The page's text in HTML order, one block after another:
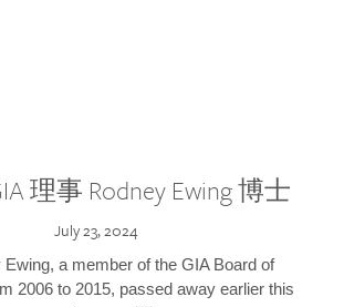
理事 Rodney Ewing 博士
July 23, 2024
Ewing, a member of the GIA Board of
2006 to 2015, passed away earlier this